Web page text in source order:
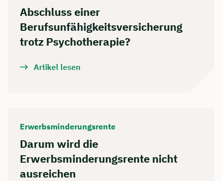
Abschluss einer
Berufsunfähigkeitsversicherung
trotz Psychotherapie?
Artikel lesen
Erwerbsminderungsrente
Darum wird die
Erwerbsminderungsrente nicht
ausreichen